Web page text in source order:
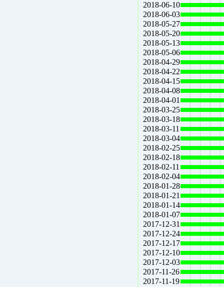
2018-06-10
2018-06-03
2018-05-27
2018-05-20
2018-05-13
2018-05-06
2018-04-29
2018-04-22
2018-04-15
2018-04-08
2018-04-01
2018-03-25
2018-03-18
2018-03-11
2018-03-04
2018-02-25
2018-02-18
2018-02-11
2018-02-04
2018-01-28
2018-01-21
2018-01-14
2018-01-07
2017-12-31
2017-12-24
2017-12-17
2017-12-10
2017-12-03
2017-11-26
2017-11-19